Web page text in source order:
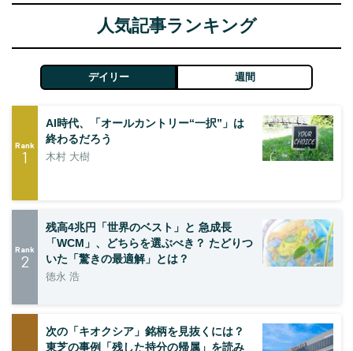
人気記事ランキング
デイリー 週間
Rank
1
AI時代、「オールカントリー“一択”」は
終わるだろう
木村 大樹
Rank
2
残高4兆円「世界のベスト」と 急成長
「WCM」、どちらを選ぶべき？ たどりつ
いた「驚きの最適解」とは？
徳永 浩
次の「キオクシア」銘柄を見抜くには？
東芝の事例「残した持分の帰属」を読み